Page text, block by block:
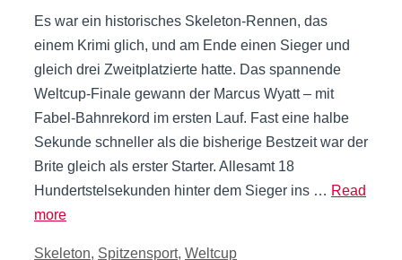
Es war ein historisches Skeleton-Rennen, das
einem Krimi glich, und am Ende einen Sieger und
gleich drei Zweitplatzierte hatte. Das spannende
Weltcup-Finale gewann der Marcus Wyatt – mit
Fabel-Bahnrekord im ersten Lauf. Fast eine halbe
Sekunde schneller als die bisherige Bestzeit war der
Brite gleich als erster Starter. Allesamt 18
Hundertstelsekunden hinter dem Sieger ins … Read
more
Kategorien
Skeleton, Spitzensport, Weltcup